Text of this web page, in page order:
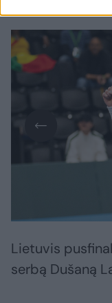
Lietuvis
serbą Dušaną